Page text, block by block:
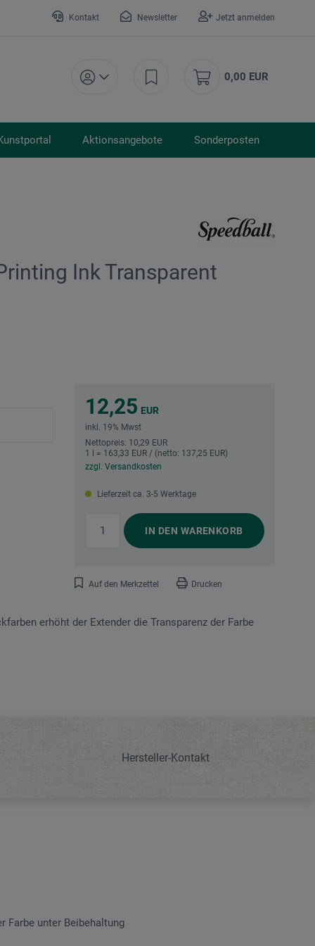
Kontakt Newsletter Jetzt anmelden
0,00 EUR
Aktionsangebote Sonderposten
Ink Transparent
12,25 EUR
inkl. 19% Mwst
Nettopreis: 10,29 EUR
1 l = 163,33 EUR / (netto: 137,25 EUR)
zzgl. Versandkosten
Lieferzeit ca. 3-5 Werktage
IN DEN WARENKORB
Auf den Merkzettel Drucken
erhöht der Extender die Transparenz der Farbe
Hersteller-Kontakt
Farbe unter Beibehaltung